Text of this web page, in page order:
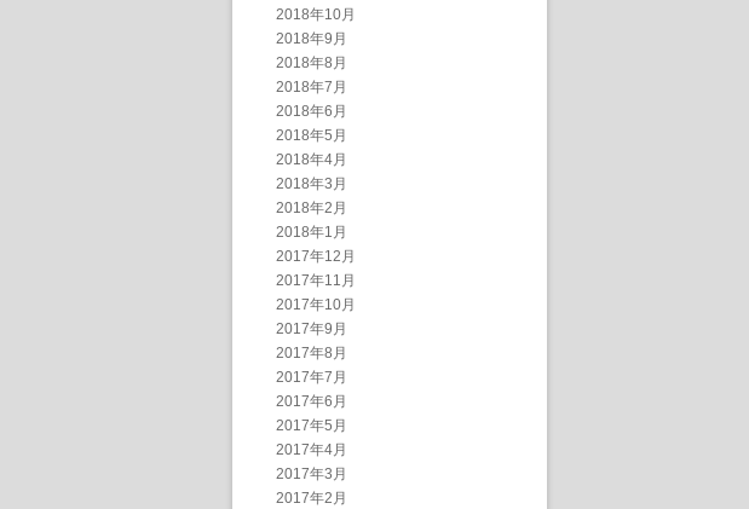
2018年10月
2018年9月
2018年8月
2018年7月
2018年6月
2018年5月
2018年4月
2018年3月
2018年2月
2018年1月
2017年12月
2017年11月
2017年10月
2017年9月
2017年8月
2017年7月
2017年6月
2017年5月
2017年4月
2017年3月
2017年2月